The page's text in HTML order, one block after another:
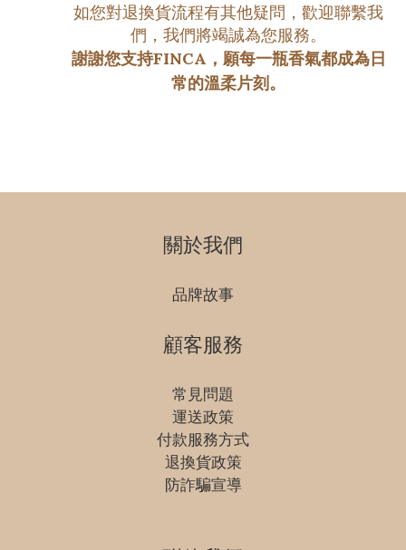
如您對退換貨流程有其他疑問，歡迎聯繫我
們，我們將竭誠為您服務。
謝謝您支持FINCA，願每一瓶香氣都成為日
常的溫柔片刻。
關於我們
品牌故事
顧客服務
常見問題
運送政策
付款服務方式
退換貨政策
防詐騙宣導